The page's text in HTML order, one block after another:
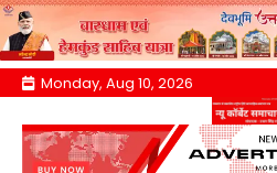
Skip
content
Monday, Aug 10, 2026